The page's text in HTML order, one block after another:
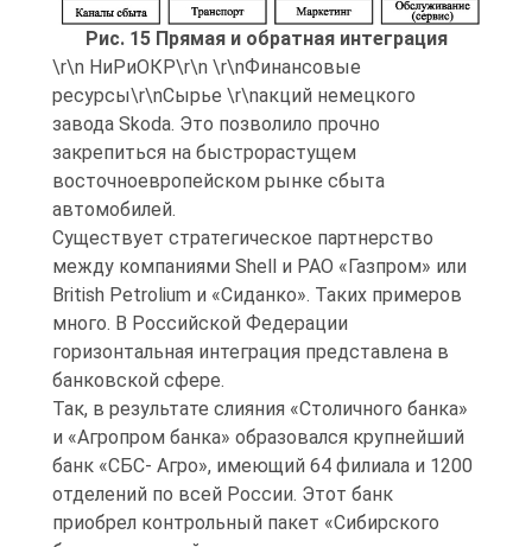
Рис. 15 Прямая и обратная интеграция
\r\n НиРиОКР\r\n \r\nФинансовые
ресурсы\r\nСырье \r\nакций немецкого
завода Skoda. Это позволило прочно
закрепиться на быстрорастущем
восточноевропейском рынке сбыта
автомобилей.
Существует стратегическое партнерство
между компаниями Shell и РАО «Газпром» или
British Petrolium и «Сиданко». Таких примеров
много. В Российской Федерации
горизонтальная интеграция представлена в
банковской сфере.
Так, в результате слияния «Столичного банка»
и «Агропром банка» образовался крупнейший
банк «СБС- Агро», имеющий 64 филиала и 1200
отделений по всей России. Этот банк
приобрел контрольный пакет «Сибирского